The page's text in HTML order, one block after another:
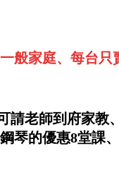
般家庭、每台只
老師到府家教
琴的優惠8堂課、